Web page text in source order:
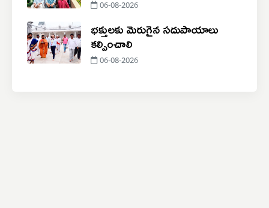
06-08-2026
భక్తులకు మెరుగైన సదుపాయాలు
కల్పించాలి
06-08-2026